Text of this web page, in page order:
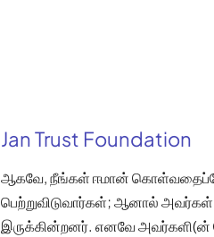
Jan Trust Foundation
ஆகவே, நீங்கள் ஈமான்
பெற்றுவிடுவார்கள்; ஆனால் அவர்கள்
இருக்கின்றனர். எனவே அவர்களி(ன்